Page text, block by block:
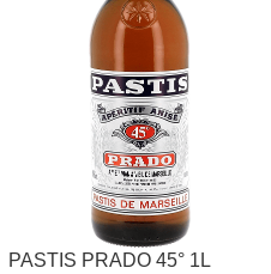
PASTIS PRADO 45° 1L